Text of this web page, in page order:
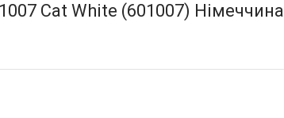
Cat White (601007) Німеччина